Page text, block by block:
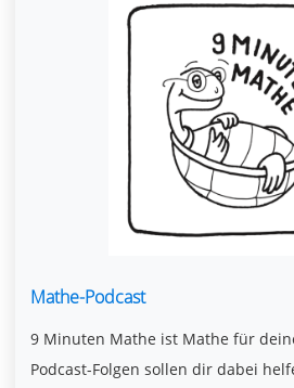
Mathe-Podcast
9 Minuten Mathe ist Mathe für
Podcast-Folgen sollen dir dabei